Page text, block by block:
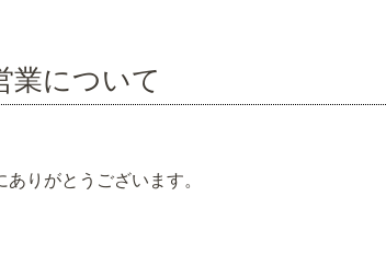
業について
りがとうございます。